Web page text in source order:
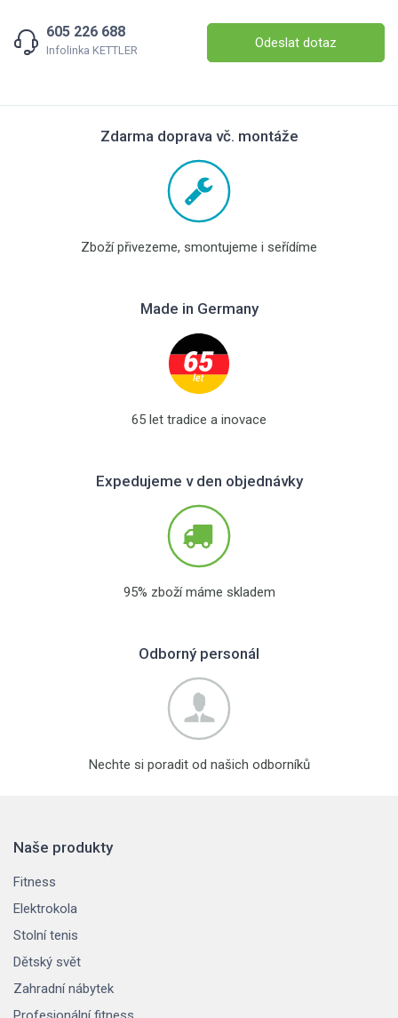
605 226 688
Infolinka KETTLER Odeslat dotaz
Zdarma doprava vč. montáže
Zboží přivezeme, smontujeme i seřídíme
Made in Germany
65 let tradice a inovace
Expedujeme v den objednávky
95% zboží máme skladem
Odborný personál
Nechte si poradit od našich odborníků
Naše produkty
Fitness
Elektrokola
Stolní tenis
Dětský svět
Zahradní nábytek